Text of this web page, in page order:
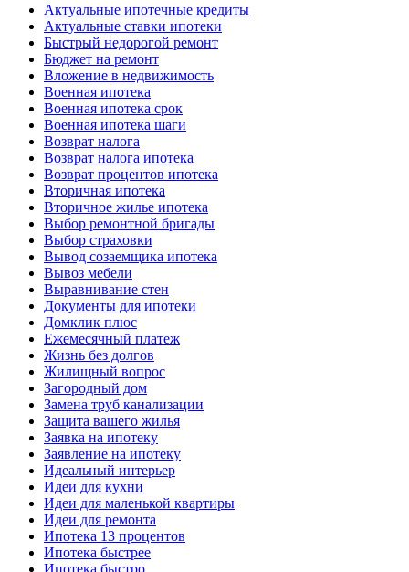
Актуальные ипотечные кредиты
Актуальные ставки ипотеки
Быстрый недорогой ремонт
Бюджет на ремонт
Вложение в недвижимость
Военная ипотека
Военная ипотека срок
Военная ипотека шаги
Возврат налога
Возврат налога ипотека
Возврат процентов ипотека
Вторичная ипотека
Вторичное жилье ипотека
Выбор ремонтной бригады
Выбор страховки
Вывод созаемщика ипотека
Вывоз мебели
Выравнивание стен
Документы для ипотеки
Домклик плюс
Ежемесячный платеж
Жизнь без долгов
Жилищный вопрос
Загородный дом
Замена труб канализации
Защита вашего жилья
Заявка на ипотеку
Заявление на ипотеку
Идеальный интерьер
Идеи для кухни
Идеи для маленькой квартиры
Идеи для ремонта
Ипотека 13 процентов
Ипотека быстрее
Ипотека быстро